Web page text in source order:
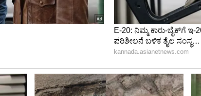
ಸಂಪರ್ಕದಲ್ಲಿದ್ದವರ ಪತ್ತೆ ಕಾರ್ಯ ಮುಂದುವರೆದಿದ್ದು,
ನೀಡಿಲ್ಲ ಎಂದು ಹೆಚ್ಚುವರಿ ಪೊಲೀಸ್ ಆಯುಕ್ತ ಡಾ|